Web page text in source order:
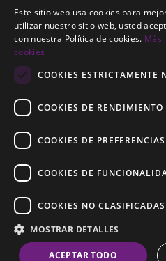
info@noll-sotogrande.com
Contáctanos
Galerias Paniagua Local 43
11310 Sotogrande, Cádiz
Aviso Legal
Construido porInmoba
Este sitio web usa cookies para
utilizar nuestro sitio web, usted
con nuestra Política de cookies. Más
cookies
COOKIES ESTRICTAMENTE
COOKIES DE RENDIMIENTO
COOKIES DE PREFERENCIAS
COOKIES DE
COOKIES NO CLASIFICADAS
MOSTRAR DETALLES
ACEPTAR TODO